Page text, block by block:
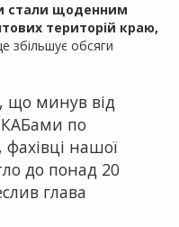
стали щоденним
територій краю,
збільшує обсяги
що минув від
КАБами по
нашої
до понад 20
глава